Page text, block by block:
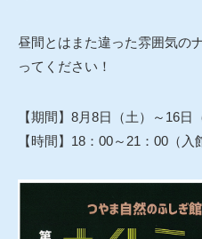
昼間とはまた違った雰囲気の
ってください！
【期間】8月8日（土）～16日
【時間】18：00～21：00（入